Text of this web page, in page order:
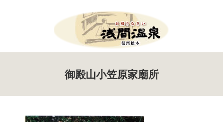
御殿山小笠原家廟所
お知らせ
イベント案内